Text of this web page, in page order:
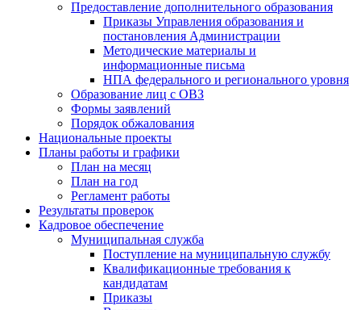
Предоставление дополнительного образования
Приказы Управления образования и
постановления Администрации
Методические материалы и
информационные письма
НПА федерального и регионального уровня
Образование лиц с ОВЗ
Формы заявлений
Порядок обжалования
Национальные проекты
Планы работы и графики
План на месяц
План на год
Регламент работы
Результаты проверок
Кадровое обеспечение
Муниципальная служба
Поступление на муниципальную службу
Квалификационные требования к
кандидатам
Приказы